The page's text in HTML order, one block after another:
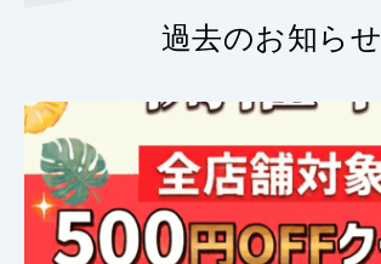
過去のお知らせ